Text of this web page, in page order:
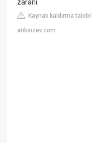
zararlı.
Kaynak kaldırma talebi
atiksizev.com